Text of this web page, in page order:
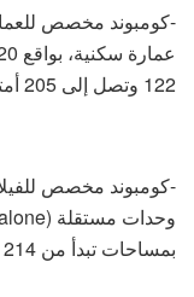
122 وتصل إلى 205 أمتار مربعة.
بمساحات تبدأ من 214 إلى 350 مترًا مربعًا.